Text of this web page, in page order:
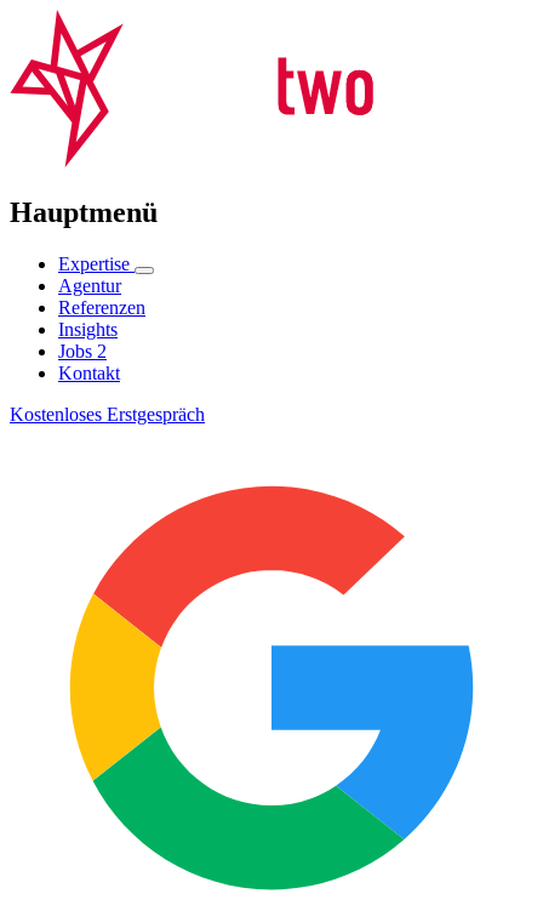
Hauptmenü
Expertise
Agentur
Referenzen
Insights
Jobs 2
Kontakt
Kostenloses Erstgespräch